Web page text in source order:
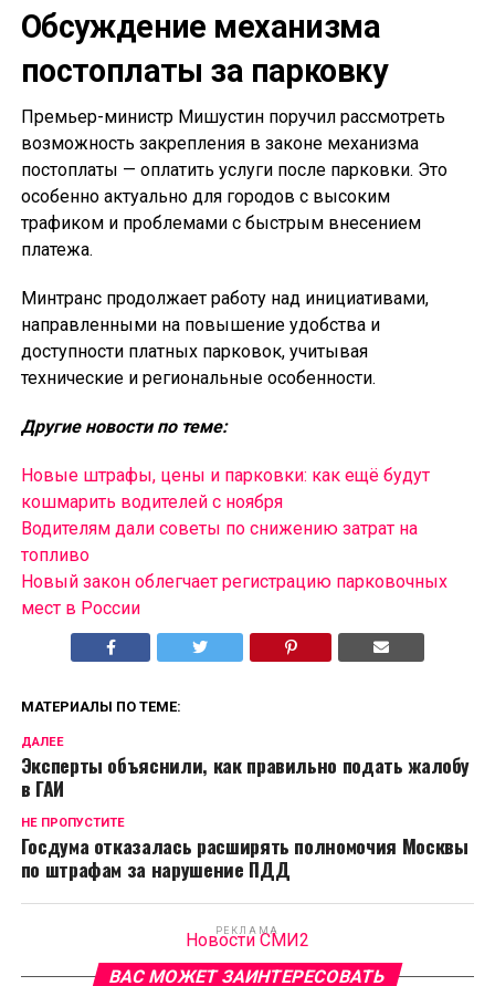
Обсуждение механизма
постоплаты за парковку
Премьер-министр Мишустин поручил рассмотреть
возможность закрепления в законе механизма
постоплаты — оплатить услуги после парковки. Это
особенно актуально для городов с высоким
трафиком и проблемами с быстрым внесением
платежа.
Минтранс продолжает работу над инициативами,
направленными на повышение удобства и
доступности платных парковок, учитывая
технические и региональные особенности.
Другие новости по теме:
Новые штрафы, цены и парковки: как ещё будут
кошмарить водителей с ноября
Водителям дали советы по снижению затрат на
топливо
Новый закон облегчает регистрацию парковочных
мест в России
МАТЕРИАЛЫ ПО ТЕМЕ:
ДАЛЕЕ
Эксперты объяснили, как правильно подать жалобу
в ГАИ
НЕ ПРОПУСТИТЕ
Госдума отказалась расширять полномочия Москвы
по штрафам за нарушение ПДД
РЕКЛАМА
Новости СМИ2
ВАС МОЖЕТ ЗАИНТЕРЕСОВАТЬ